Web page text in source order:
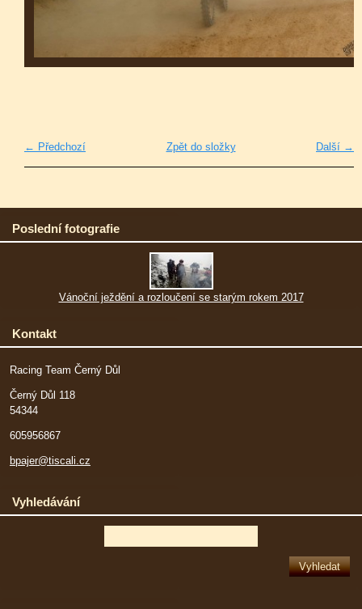
← Předchozí Další →
Zpět do složky
Poslední fotografie
Vánoční ježdění a rozloučení se starým rokem 2017
Kontakt
Racing Team Černý Důl
Černý Důl 118
54344
605956867
bpajer@tiscali.cz
Vyhledávání